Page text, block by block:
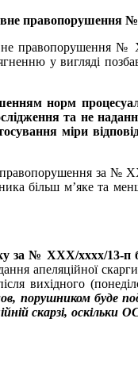
правопорушення
у вигляді
норм
та не
міри
правопорушення за
більш м’яке та менш
за № XXX/xxxx/
апеляційної
вихідного
порушником буде
скарзі,